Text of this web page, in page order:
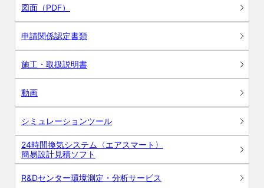
図面（PDF）
申請関係認定書類
施工・取扱説明書
動画
シミュレーションツール
24時間換気システム〈エアスマート〉
簡易設計見積ソフト
R&Dセンター環境測定・分析サービス